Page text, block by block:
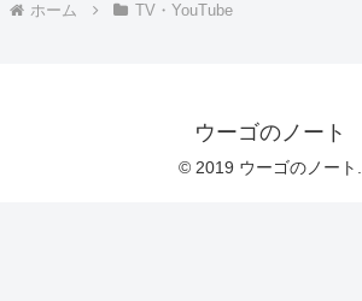
ホーム TV・YouTube
ウーゴのノート
© 2019 ウーゴのノート.